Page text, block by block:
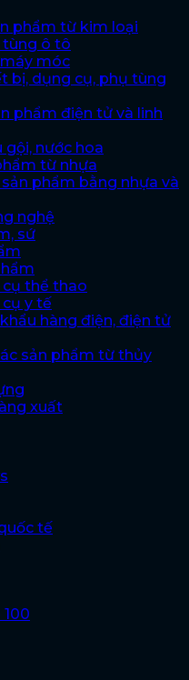
phẩm từ kim loại
tùng ô tô
móc
bị, dụng cụ, phụ tùng
phẩm điện tử và linh
gội, nước hoa
từ nhựa
phẩm bằng nhựa và
nghệ
sứ
thể thao
y tế
hàng điện, điện tử
sản phẩm từ thủy
xuất
tế